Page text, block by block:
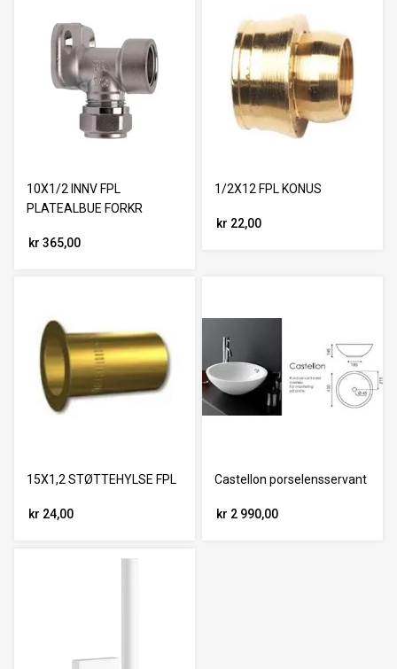
10X1/2 INNV FPL
PLATEALBUE FORKR
kr 365,00
1/2X12 FPL KONUS
kr 22,00
15X1,2 STØTTEHYLSE FPL
kr 24,00
Castellon porselensservant
kr 2 990,00